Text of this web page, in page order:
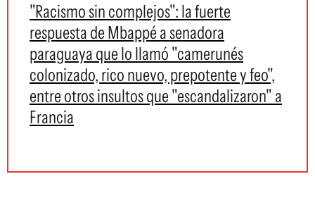
"Racismo sin complejos": la fuerte
respuesta de Mbappé a senadora
paraguaya que lo llamó "camerunés
colonizado, rico nuevo, prepotente y feo",
entre otros insultos que "escandalizaron" a
Francia